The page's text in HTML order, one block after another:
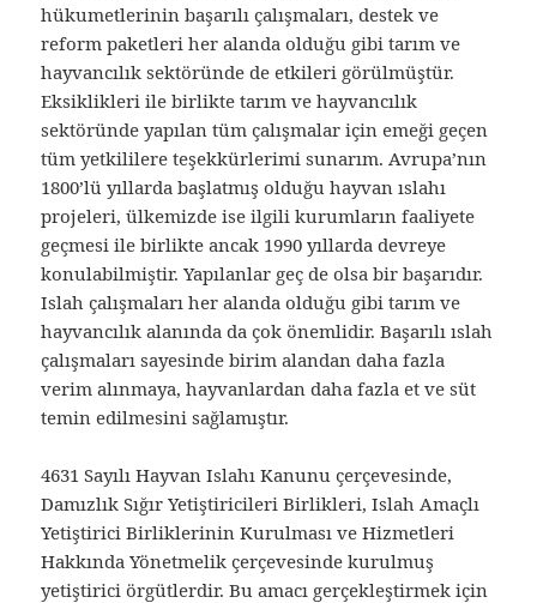
hükumetlerinin başarılı çalışmaları, destek ve
reform paketleri her alanda olduğu gibi tarım ve
hayvancılık sektöründe de etkileri görülmüştür.
Eksiklikleri ile birlikte tarım ve hayvancılık
sektöründe yapılan tüm çalışmalar için emeği geçen
tüm yetkililere teşekkürlerimi sunarım. Avrupa’nın
1800’lü yıllarda başlatmış olduğu hayvan ıslahı
projeleri, ülkemizde ise ilgili kurumların faaliyete
geçmesi ile birlikte ancak 1990 yıllarda devreye
konulabilmiştir. Yapılanlar geç de olsa bir başarıdır.
Islah çalışmaları her alanda olduğu gibi tarım ve
hayvancılık alanında da çok önemlidir. Başarılı ıslah
çalışmaları sayesinde birim alandan daha fazla
verim alınmaya, hayvanlardan daha fazla et ve süt
temin edilmesini sağlamıştır.
4631 Sayılı Hayvan Islahı Kanunu çerçevesinde,
Damızlık Sığır Yetiştiricileri Birlikleri, Islah Amaçlı
Yetiştirici Birliklerinin Kurulması ve Hizmetleri
Hakkında Yönetmelik çerçevesinde kurulmuş
yetiştirici örgütlerdir. Bu amacı gerçekleştirmek için